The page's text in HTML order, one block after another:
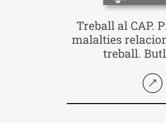
Treball al CAP.
malalties
treball.